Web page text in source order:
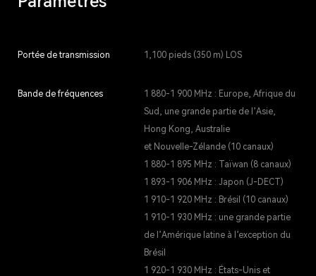
Portée de transmission 1,100 pieds (350 m) LOS
Bande de fréquences
1 880-1 900 MHz : Europe, Afrique du
Sud, une grande partie de l’Asie,
Hong Kong, Australie
et Nouvelle-Zélande (10 canaux)
1 880-1 895 MHz : Taïwan (8 canaux)
1 893-1 906 MHz : Japon (J-DECT)
1 910-1 920 MHz : Brésil (10 canaux)
1 910-1 930 MHz : une grande partie
de l’Amérique latine à l’exception du
Brésil
1 920-1 930 MHz : États-Unis et